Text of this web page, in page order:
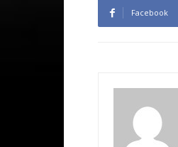
Facebook